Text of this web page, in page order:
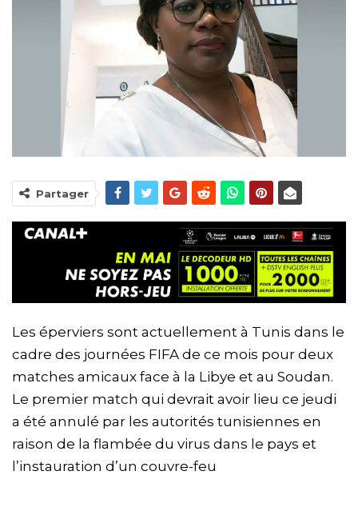
Partager
Les éperviers sont actuellement à Tunis dans le
cadre des journées FIFA de ce mois pour deux
matches amicaux face à la Libye et au Soudan.
Le premier match qui devrait avoir lieu ce jeudi
a été annulé par les autorités tunisiennes en
raison de la flambée du virus dans le pays et
l’instauration d’un couvre-feu